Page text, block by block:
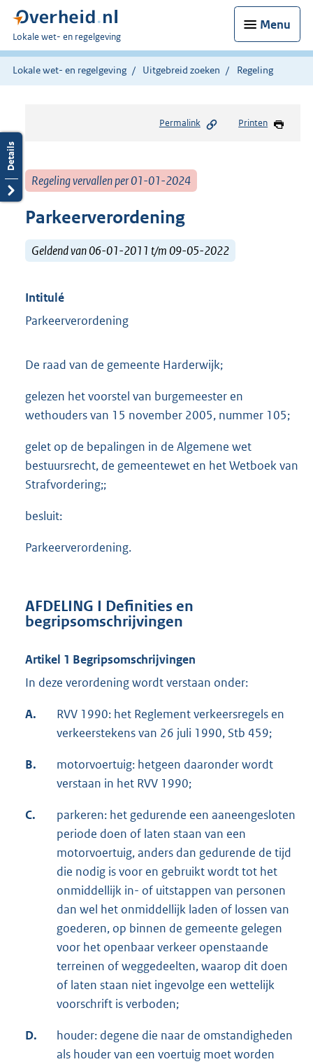
Menu
U
bent
hier:
Lokale wet- en regelgeving
Lokale wet- en regelgeving Uitgebreid zoeken Regeling
Permalink Printen
Regeling vervallen per 01-01-2024
Parkeerverordening
Geldend van 06-01-2011 t/m 09-05-2022
Intitulé
Parkeerverordening
De raad van de gemeente Harderwijk;
gelezen het voorstel van burgemeester en
wethouders van 15 november 2005, nummer 105;
gelet op de bepalingen in de Algemene wet
bestuursrecht, de gemeentewet en het Wetboek van
Strafvordering;;
besluit:
Parkeerverordening.
AFDELING I Definities en
begripsomschrijvingen
Artikel 1 Begripsomschrijvingen
In deze verordening wordt verstaan onder:
A.
RVV 1990: het Reglement verkeersregels en
verkeerstekens van 26 juli 1990, Stb 459;
B.
motorvoertuig: hetgeen daaronder wordt
verstaan in het RVV 1990;
C.
parkeren: het gedurende een aaneengesloten
periode doen of laten staan van een
motorvoertuig, anders dan gedurende de tijd
die nodig is voor en gebruikt wordt tot het
onmiddellijk in- of uitstappen van personen
dan wel het onmiddellijk laden of lossen van
goederen, op binnen de gemeente gelegen
voor het openbaar verkeer openstaande
terreinen of weggedeelten, waarop dit doen
of laten staan niet ingevolge een wettelijk
voorschrift is verboden;
D.
houder: degene die naar de omstandigheden
als houder van een voertuig moet worden